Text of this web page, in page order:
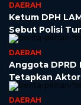
DAERAH
Ketum DPH
Sebut Polisi
DAERAH
Anggota DPRD
Tetapkan
DAERAH